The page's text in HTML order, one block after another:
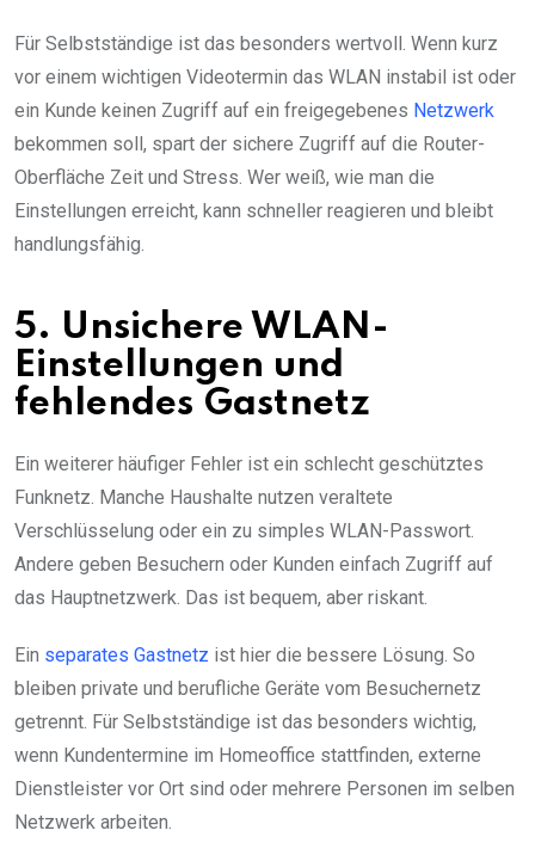
Für Selbstständige ist das besonders wertvoll. Wenn kurz
vor einem wichtigen Videotermin das WLAN instabil ist oder
ein Kunde keinen Zugriff auf ein freigegebenes Netzwerk
bekommen soll, spart der sichere Zugriff auf die Router-
Oberfläche Zeit und Stress. Wer weiß, wie man die
Einstellungen erreicht, kann schneller reagieren und bleibt
handlungsfähig.
5. Unsichere WLAN-
Einstellungen und
fehlendes Gastnetz
Ein weiterer häufiger Fehler ist ein schlecht geschütztes
Funknetz. Manche Haushalte nutzen veraltete
Verschlüsselung oder ein zu simples WLAN-Passwort.
Andere geben Besuchern oder Kunden einfach Zugriff auf
das Hauptnetzwerk. Das ist bequem, aber riskant.
Ein separates Gastnetz ist hier die bessere Lösung. So
bleiben private und berufliche Geräte vom Besuchernetz
getrennt. Für Selbstständige ist das besonders wichtig,
wenn Kundentermine im Homeoffice stattfinden, externe
Dienstleister vor Ort sind oder mehrere Personen im selben
Netzwerk arbeiten.